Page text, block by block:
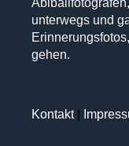
unterwegs und
gehen.
Kontakt|